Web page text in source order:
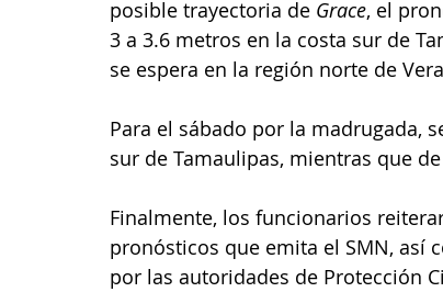
posible trayectoria de Grace, el
3 a 3.6 metros en la costa sur de
se espera en la región norte de
Para el sábado por la madrugada,
sur de Tamaulipas, mientras que
Finalmente, los funcionarios
pronósticos que emita el SMN, así
por las autoridades de Protección